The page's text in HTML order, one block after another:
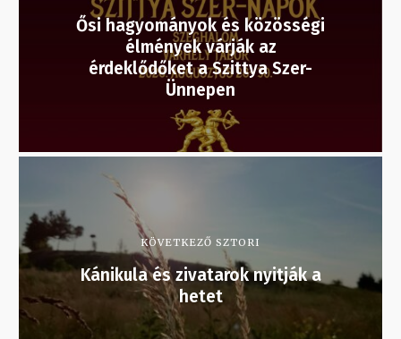
Ősi hagyományok és közösségi
élmények várják az
érdeklődőket a Szittya Szer-
Ünnepen
KÖVETKEZŐ SZTORI
Kánikula és zivatarok nyitják a
hetet